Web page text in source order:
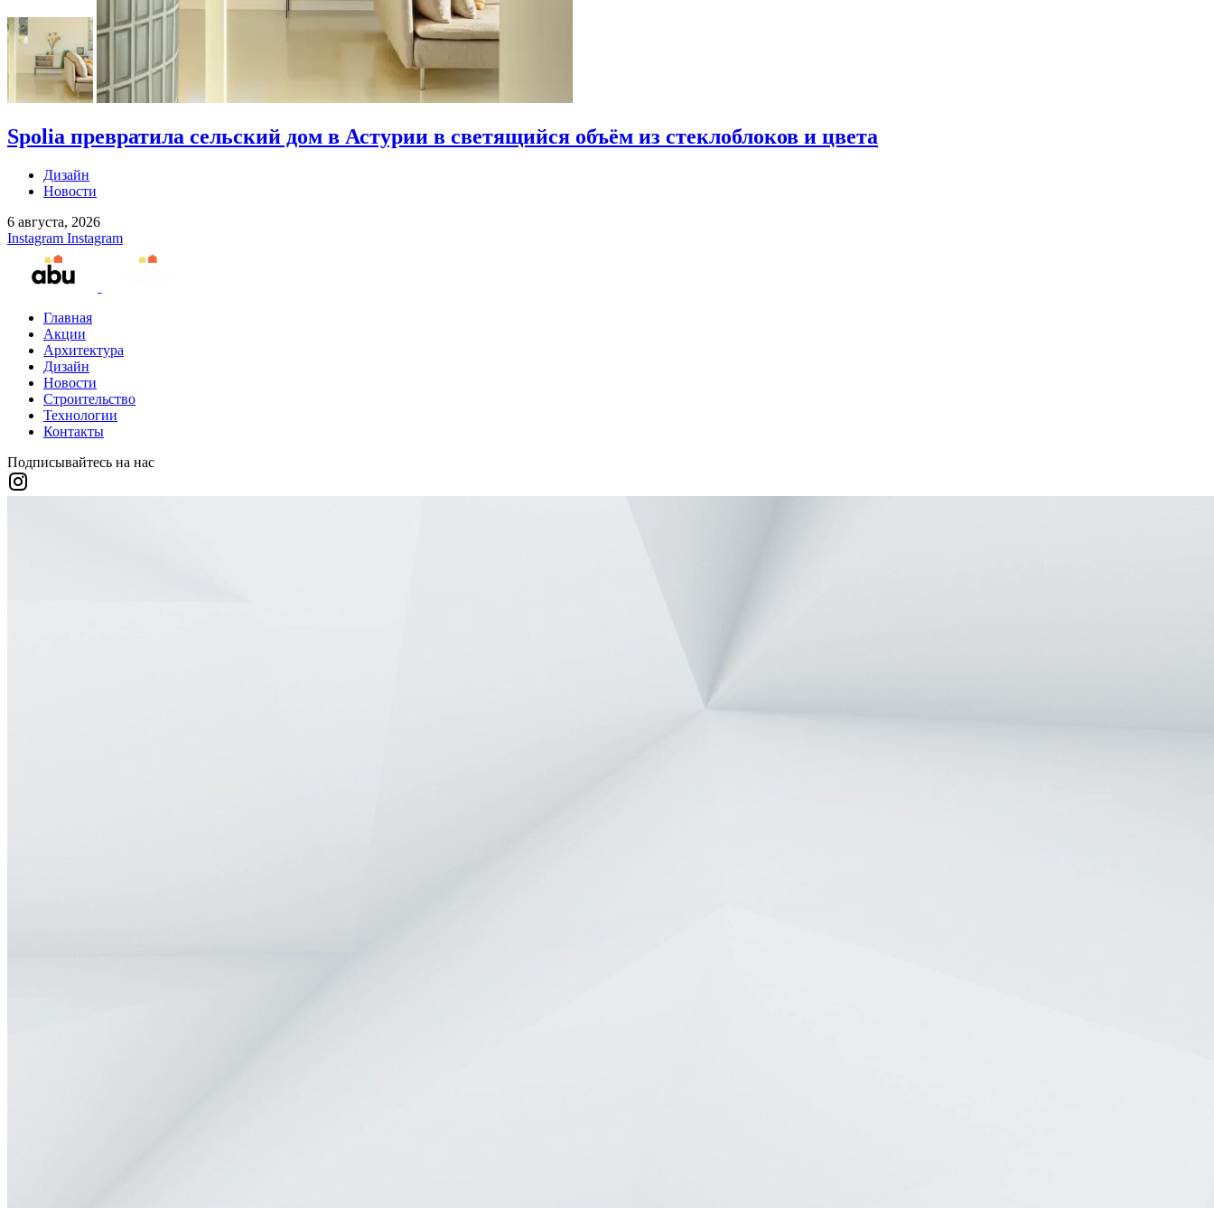
Spolia превратила сельский дом в Астурии в светящийся объём из стеклоблоков и цвета
Дизайн
Новости
6 августа, 2026
Instagram Instagram
Главная
Акции
Архитектура
Дизайн
Новости
Строительство
Технологии
Контакты
Подписывайтесь на нас